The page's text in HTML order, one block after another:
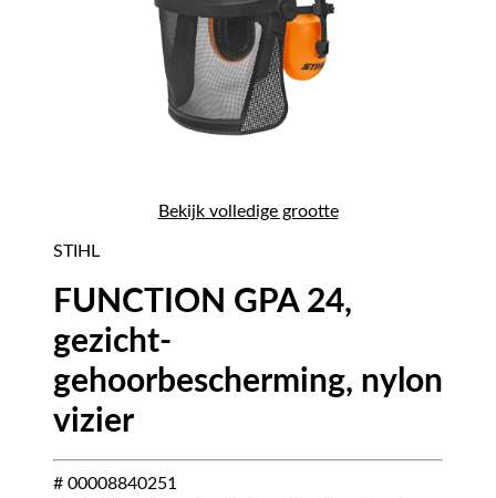
Bekijk volledige grootte
STIHL
FUNCTION GPA 24,
gezicht-
gehoorbescherming, nylon
vizier
# 00008840251